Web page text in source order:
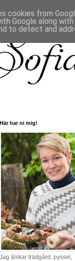
Här har ni mig!
Jag älskar trädgård, pyssel,
cookies from
Google along
to detect and